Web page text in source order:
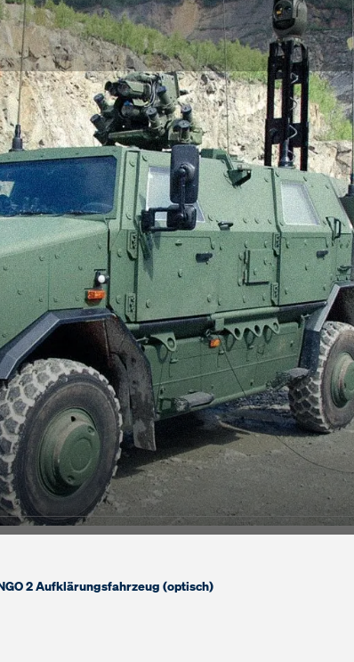
2 Aufklärungsfahrzeug (optisch)